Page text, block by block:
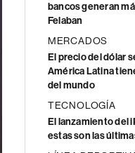
bancos generan
Felaban
MERCADOS
El precio del dólar
América Latina
del mundo
TECNOLOGÍA
El lanzamiento del
estas son las